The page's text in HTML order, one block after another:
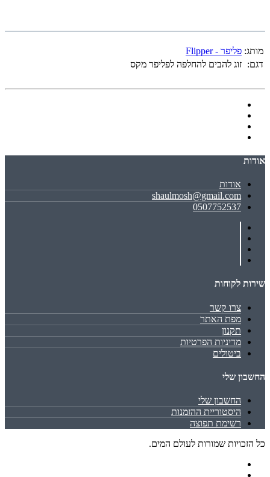
מותג: פליפר - Flipper
דגם: זוג להבים להחלפה לפליפר מקס
אודות
אודות
shaulmosh@gmail.com
0507752537
שירות לקוחות
צרו קשר
מפת האתר
תקנון
מדיניות הפרטיות
ביטולים
החשבון שלי
החשבון שלי
היסטוריית ההזמנות
רשימת תפוצה
כל הזכויות שמורות לעולם המים.